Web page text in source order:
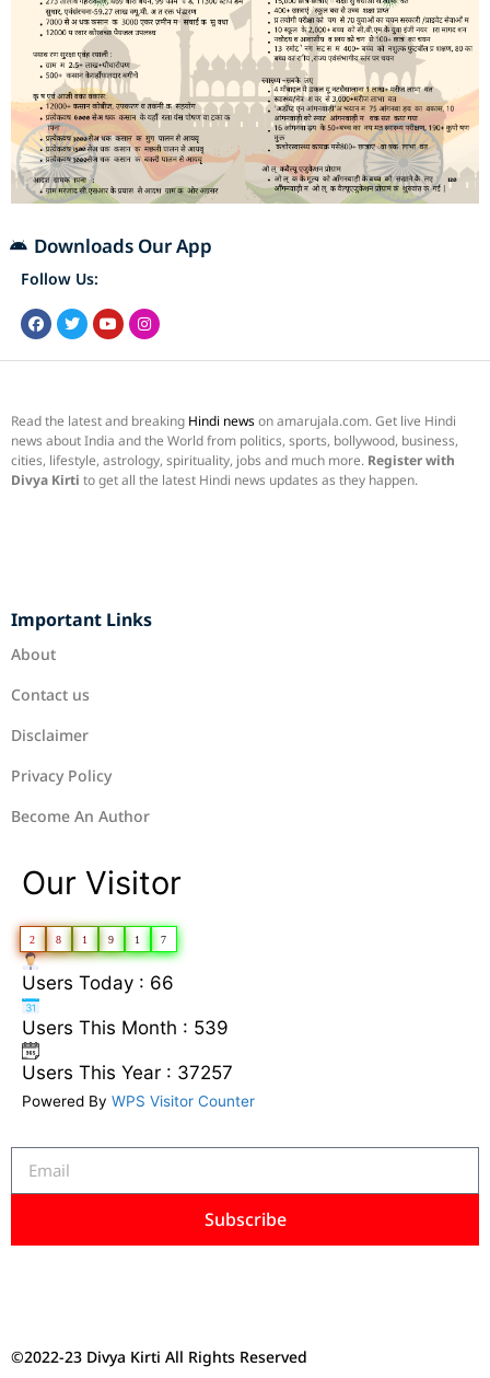
Downloads Our App
Follow Us:
Read the latest and breaking Hindi newson amarujala.com. Get live Hindi
news about India and the World from politics, sports, bollywood, business,
cities, lifestyle, astrology, spirituality, jobs and much more. Register with
Divya Kirti to get all the latest Hindi news updates as they happen.
Important Links
About
Contact us
Disclaimer
Privacy Policy
Become An Author
Our Visitor
2 8 1 9 1 7
Users Today : 66
Users This Month : 539
Users This Year : 37257
Powered By WPS Visitor Counter
Subscribe
©2022-23 Divya Kirti All Rights Reserved